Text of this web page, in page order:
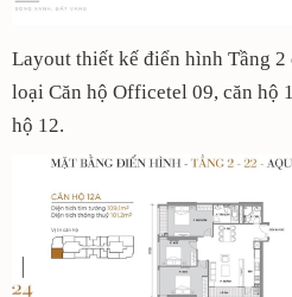
Layout thiết kế điển hình Tầng 2
loại Căn hộ Officetel 09, căn hộ
hộ 12.